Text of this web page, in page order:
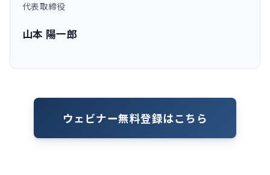
代表取締役
山本 陽一郎
ウェビナー無料登録はこちら